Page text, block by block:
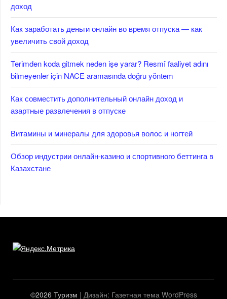
доход
Как заработать деньги онлайн во время отпуска — как
увеличить свой доход
Terimden koda gitmek neden işe yarar? Resmî faaliyet adını
bilmeyenler için NACE aramasında doğru yöntem
Как совместить дополнительный онлайн доход и
азартные развлечения в отпуске
Витамины и минералы для здоровья волос и ногтей
Обзор индустрии онлайн-казино и спортивного беттинга в
Казахстане
©2026 Туризм | Дизайн: Газетная тема WordPress